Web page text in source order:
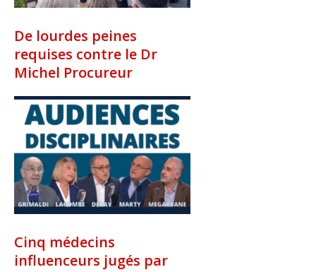
De lourdes peines
requises contre le Dr
Michel Procureur
Cinq médecins
influenceurs jugés par